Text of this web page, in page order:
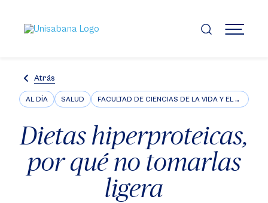
contenido
principal
MENÚ
Atrás
AL DÍA SALUD FACULTAD DE CIENCIAS DE LA VIDA Y EL BIENESTAR
Dietas hiperproteicas,
por qué no tomarlas
ligera